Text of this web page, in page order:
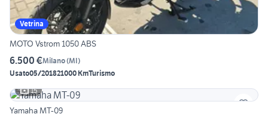
Vetrina
MOTO Vstrom 1050 ABS
6.500 €Milano(MI)
Usato05/201821000 KmTurismo
15
Yamaha MT-09